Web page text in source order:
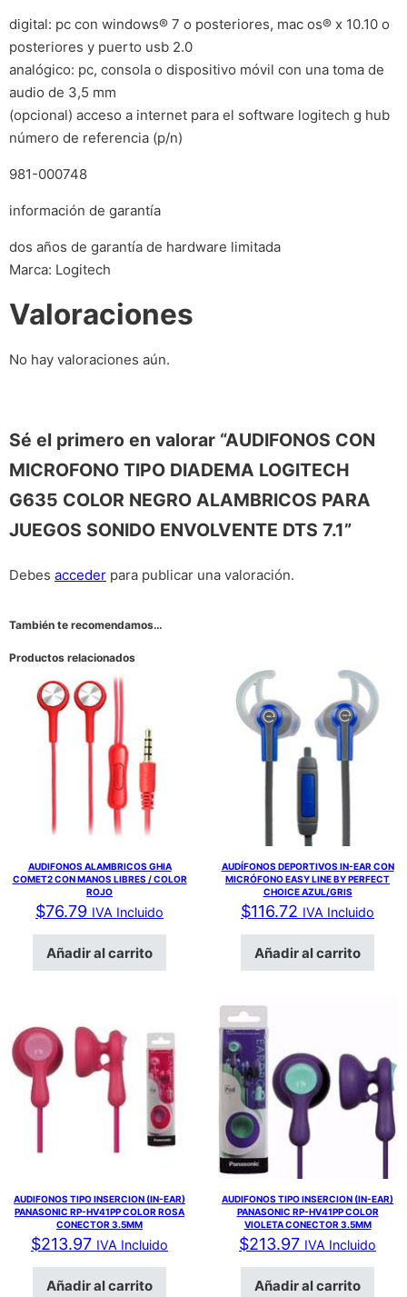
digital: pc con windows® 7 o posteriores, mac os® x 10.10 o
posteriores y puerto usb 2.0
analógico: pc, consola o dispositivo móvil con una toma de
audio de 3,5 mm
(opcional) acceso a internet para el software logitech g hub
número de referencia (p/n)
981-000748
información de garantía
dos años de garantía de hardware limitada
Marca: Logitech
Valoraciones
No hay valoraciones aún.
Sé el primero en valorar “AUDIFONOS CON
MICROFONO TIPO DIADEMA LOGITECH
G635 COLOR NEGRO ALAMBRICOS PARA
JUEGOS SONIDO ENVOLVENTE DTS 7.1”
Debes acceder para publicar una valoración.
También te recomendamos…
Productos relacionados
AUDIFONOS ALAMBRICOS GHIA
COMET2 CON MANOS LIBRES / COLOR
ROJO
$76.79 IVA Incluido
Añadir al carrito
AUDÍFONOS DEPORTIVOS IN-EAR CON
MICRÓFONO EASY LINE BY PERFECT
CHOICE AZUL/GRIS
$116.72 IVA Incluido
Añadir al carrito
AUDIFONOS TIPO INSERCION (IN-EAR)
PANASONIC RP-HV41PP COLOR ROSA
CONECTOR 3.5MM
$213.97 IVA Incluido
Añadir al carrito
AUDIFONOS TIPO INSERCION (IN-EAR)
PANASONIC RP-HV41PP COLOR
VIOLETA CONECTOR 3.5MM
$213.97 IVA Incluido
Añadir al carrito